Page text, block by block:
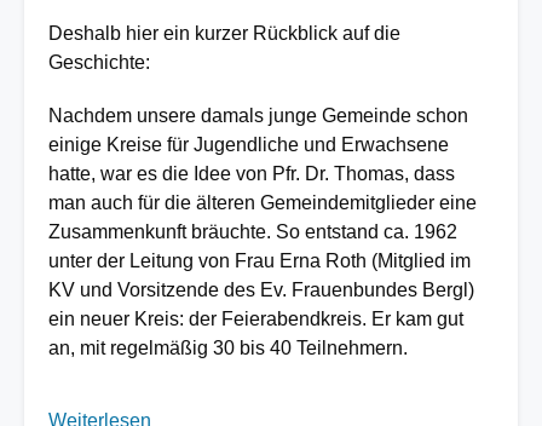
Deshalb hier ein kurzer Rückblick auf die
Geschichte:
Nachdem unsere damals junge Gemeinde schon
einige Kreise für Jugendliche und Erwachsene
hatte, war es die Idee von Pfr. Dr. Thomas, dass
man auch für die älteren Gemeindemitglieder eine
Zusammenkunft bräuchte. So entstand ca. 1962
unter der Leitung von Frau Erna Roth (Mitglied im
KV und Vorsitzende des Ev. Frauenbundes Bergl)
ein neuer Kreis: der Feierabendkreis. Er kam gut
an, mit regelmäßig 30 bis 40 Teilnehmern.
Weiterlesen